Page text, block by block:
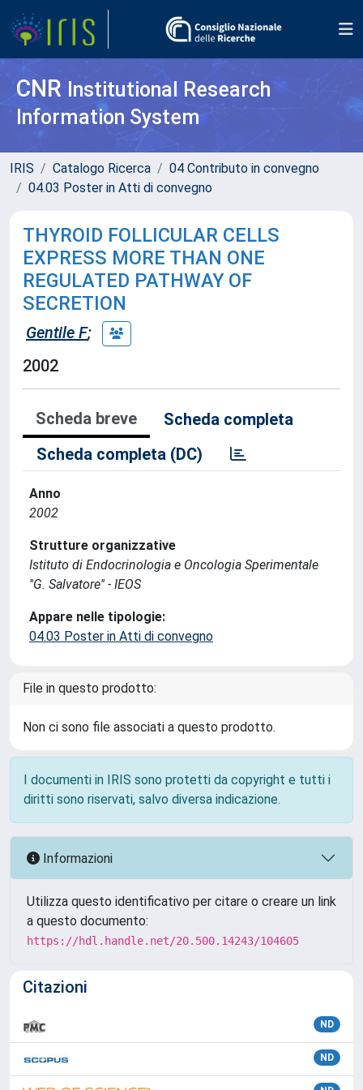
CNR Institutional Research
Information System
IRIS Catalogo Ricerca
04 Contributo in convegno
04.03 Poster in Atti di convegno
THYROID FOLLICULAR CELLS
EXPRESS MORE THAN ONE
REGULATED PATHWAY OF
SECRETION
Gentile F;
2002
Scheda breve
Scheda completa
Scheda completa (DC)
Anno
2002
Strutture organizzative
Istituto di Endocrinologia e Oncologia Sperimentale
''G. Salvatore'' - IEOS
Appare nelle tipologie:
04.03 Poster in Atti di convegno
File in questo prodotto:
Non ci sono file associati a questo prodotto.
I documenti in IRIS sono protetti da copyright e tutti i
diritti sono riservati, salvo diversa indicazione.
Informazioni
Utilizza questo identificativo per citare o creare un link
a questo documento:
https://hdl.handle.net/20.500.14243/104605
Citazioni
ND
ND